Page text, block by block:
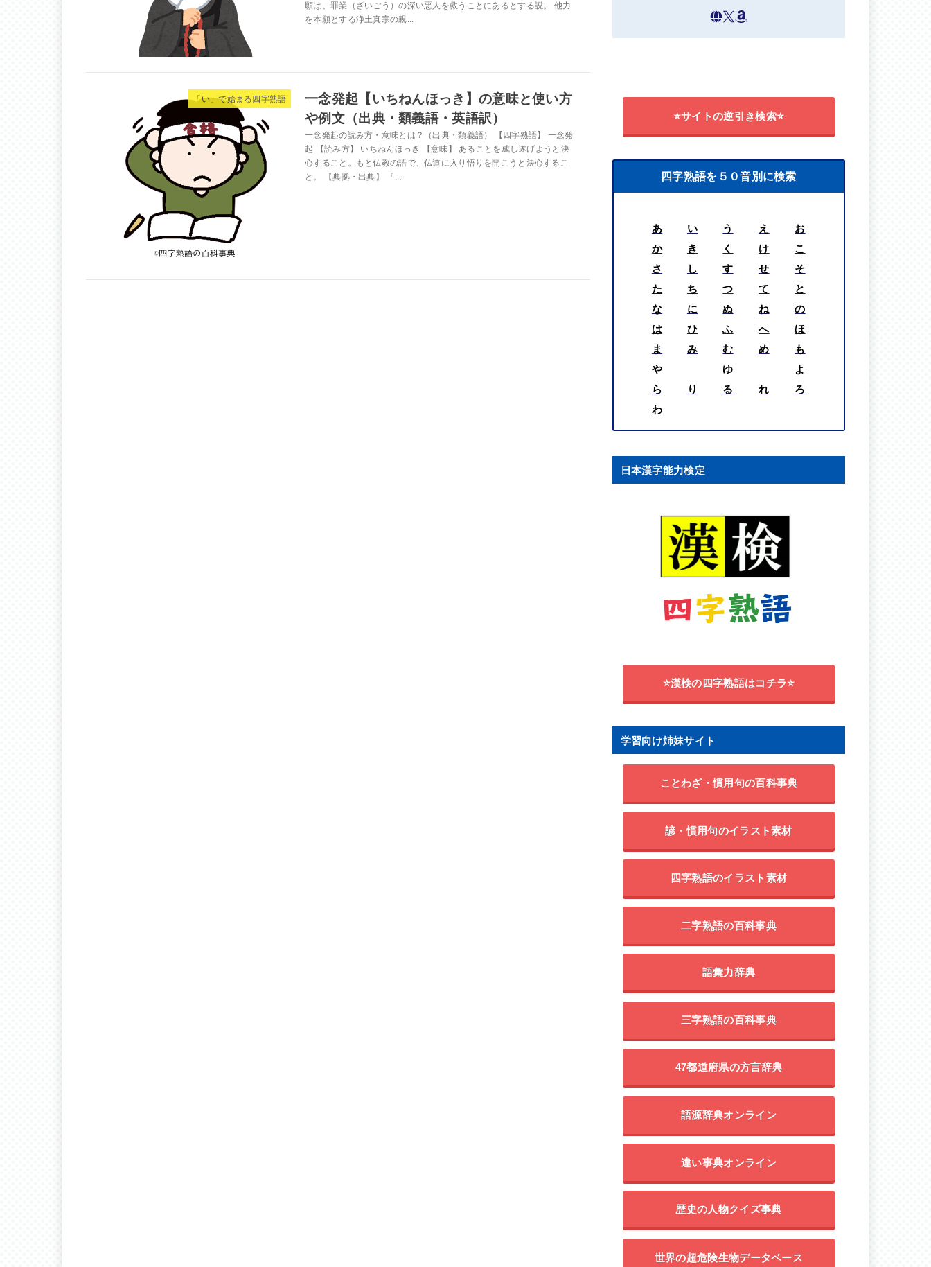
願は、罪業（ざいごう）の深い悪人を救うことにあるとする説。 他力
を本願とする浄土真宗の親...
「い」で始まる四字熟語
一念発起【いちねんほっき】の意味と使い方
や例文（出典・類義語・英語訳）
一念発起の読み方・意味とは？（出典・類義語） 【四字熟語】 一念発
起 【読み方】 いちねんほっき 【意味】 あることを成し遂げようと決
心すること。もと仏教の語で、仏道に入り悟りを開こうと決心するこ
と。 【典拠・出典】 『...
⭐サイトの逆引き検索⭐
四字熟語を５０音別に検索
あ い う え
お
か
き く け
こ
さ
し す せ
そ
た
ち つ て
と
な
に ぬ ね
の
は
ひ ふ へ
ほ
ま
み む め
も
や
ゆ
よ
ら
り る れ
ろ
わ
日本漢字能力検定
⭐漢検の四字熟語はコチラ⭐
学習向け姉妹サイト
ことわざ・慣用句の百科事典
諺・慣用句のイラスト素材
四字熟語のイラスト素材
二字熟語の百科事典
語彙力辞典
三字熟語の百科事典
47都道府県の方言辞典
語源辞典オンライン
違い事典オンライン
歴史の人物クイズ事典
世界の超危険生物データベース